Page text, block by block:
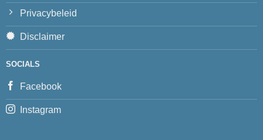
Privacybeleid
Disclaimer
SOCIALS
Facebook
Instagram